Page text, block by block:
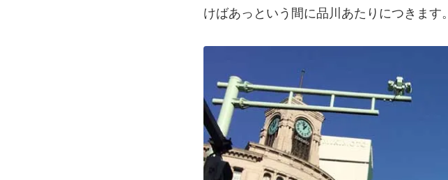
けばあっという間に品川あたりにつきます。